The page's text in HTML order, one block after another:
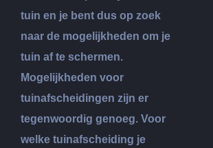
tuin en je bent dus op zoek
naar de mogelijkheden om je
tuin af te schermen.
Mogelijkheden voor
tuinafscheidingen zijn er
tegenwoordig genoeg. Voor
welke tuinafscheiding je